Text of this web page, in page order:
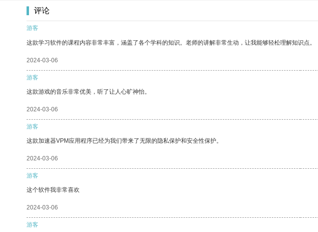
评论
游客
这款学习软件的课程内容非常丰富，涵盖了各个学科的知识。老师的讲解非常生动，让我能够轻松理解知识点。
2024-03-06
游客
这款游戏的音乐非常优美，听了让人心旷神怡。
2024-03-06
游客
这款加速器VPM应用程序已经为我们带来了无限的隐私保护和安全性保护。
2024-03-06
游客
这个软件我非常喜欢
2024-03-06
游客